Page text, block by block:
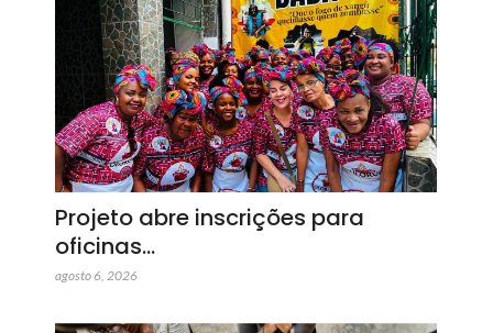
Projeto abre inscrições para
oficinas…
agosto 6, 2026